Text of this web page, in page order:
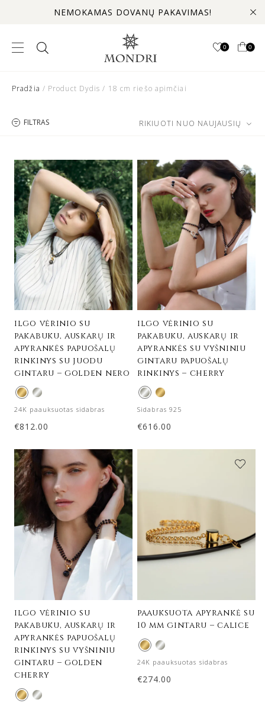
NEMOKAMAS DOVANŲ PAKAVIMAS!
0 0
Pradžia / Product Dydis / 18 cm riešo apimčiai
FILTRAS RIKIUOTI NUO NAUJAUSIŲ
ilgo vėrinio su
pakabuku, auskarų ir
apyrankės papuošalų
rinkinys su juodu
gintaru – golden nero
24K paauksuotas sidabras
€812.00
ilgo vėrinio su
pakabuku, auskarų ir
apyrankės su vyšniniu
gintaru papuošalų
rinkinys – cherry
Sidabras 925
€616.00
ilgo vėrinio su
pakabuku, auskarų ir
apyrankės papuošalų
rinkinys su vyšniniu
gintaru – golden
cherry
paauksuota apyrankė su
10 mm gintaru – calice
24K paauksuotas sidabras
€274.00